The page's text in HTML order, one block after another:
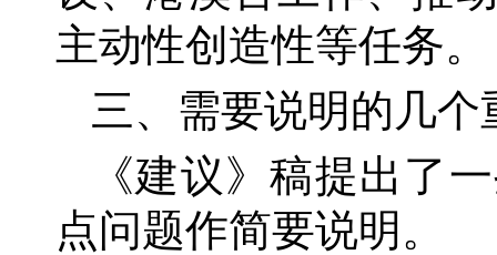
主动性创造性等任务。
三、需要说明的几个
《建议》稿提出了
点问题作简要说明。